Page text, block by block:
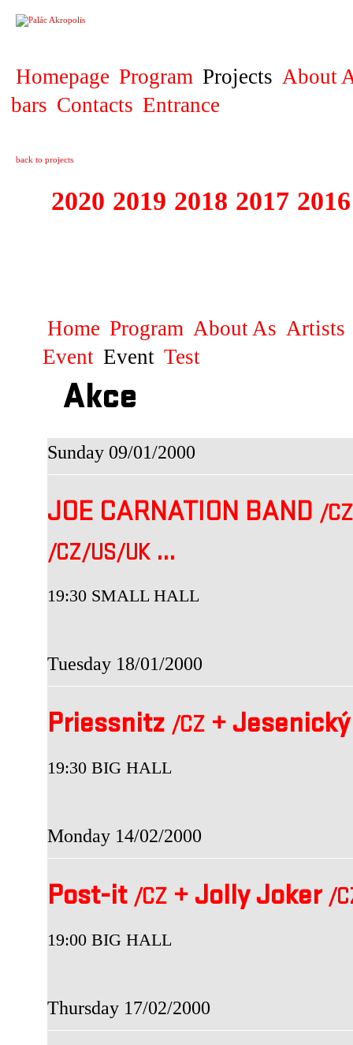
Homepage Program Projects About
bars Contacts Entrance
back to projects
2020 2019 2018 2017 2016
Home Program About As Artists
Event Event Test
Akce
Sunday 09/01/2000
JOE CARNATION BAND /CZ
/CZ/US/UK...
19:30 SMALL HALL
Tuesday 18/01/2000
Priessnitz /CZ +
19:30 BIG HALL
Monday 14/02/2000
Post-it /CZ + Jolly Joker /
19:00 BIG HALL
Thursday 17/02/2000